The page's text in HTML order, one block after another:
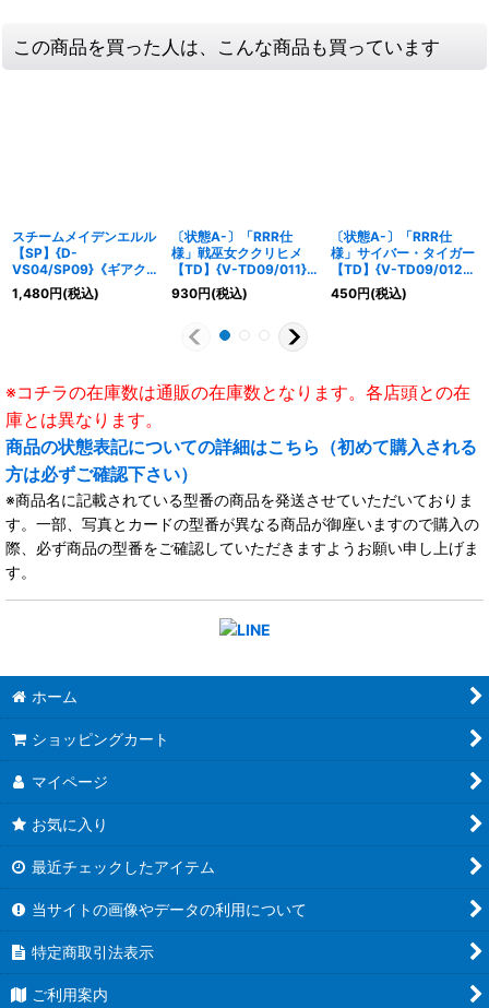
この商品を買った人は、こんな商品も買っています
スチームメイデンエルル
【SP】{D-
VS04/SP09}《ギアク
ロニクル》
1,480円(税込)
〔状態A-〕「RRR仕
様」戦巫女ククリヒメ
【TD】{V-TD09/011}
《ジェネシス》
930円(税込)
〔状態A-〕「RRR仕
様」サイバー・タイガー
【TD】{V-TD09/012}
《ジェネシス》
450円(税込)
※コチラの在庫数は通販の在庫数となります。各店頭との在
庫とは異なります。
商品の状態表記についての詳細はこちら（初めて購入される
方は必ずご確認下さい）
※商品名に記載されている型番の商品を発送させていただいておりま
す。一部、写真とカードの型番が異なる商品が御座いますので購入の
際、必ず商品の型番をご確認していただきますようお願い申し上げま
す。
ホーム
ショッピングカート
マイページ
お気に入り
最近チェックしたアイテム
当サイトの画像やデータの利用について
特定商取引法表示
ご利用案内